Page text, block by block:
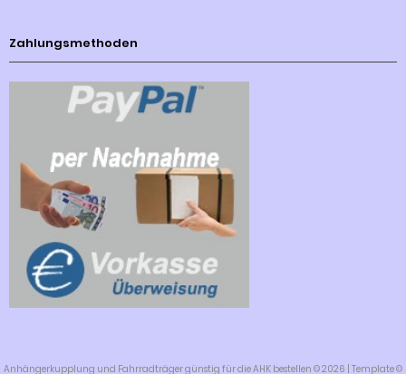
Zahlungsmethoden
Anhängerkupplung und Fahrradträger günstig für die AHK bestellen © 2026 | Template ©